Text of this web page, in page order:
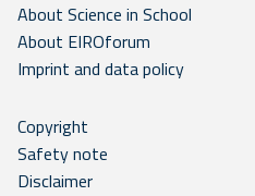
About Science in School
About EIROforum
Imprint and data policy
Copyright
Safety note
Disclaimer